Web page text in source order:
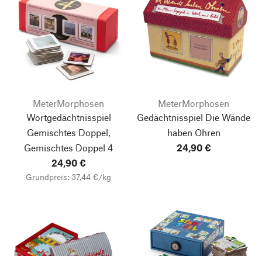
MeterMorphosen
Wortgedächtnisspiel
Gemischtes Doppel,
Gemischtes Doppel 4
24,90 €
Grundpreis: 37,44 €/kg
MeterMorphosen
Gedächtnisspiel Die Wände
haben Ohren
24,90 €